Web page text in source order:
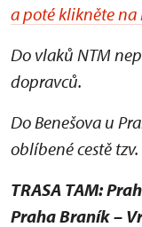
a poté klikněte na
Do vlaků NTM
dopravců.
Do Benešova u
oblíbené cestě
TRASA TAM:
Praha Braník –